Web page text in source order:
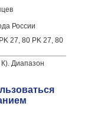
России
27, 80 PK 27, 80
Диапазон